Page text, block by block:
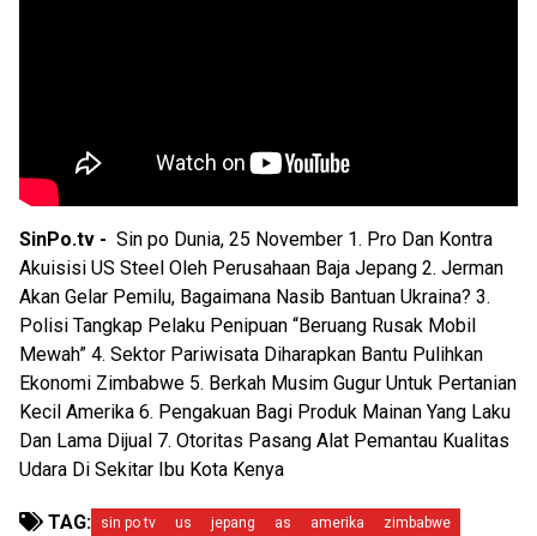
SinPo.tv - Sin po Dunia, 25 November 1. Pro Dan Kontra
Akuisisi US Steel Oleh Perusahaan Baja Jepang 2. Jerman
Akan Gelar Pemilu, Bagaimana Nasib Bantuan Ukraina? 3.
Polisi Tangkap Pelaku Penipuan “Beruang Rusak Mobil
Mewah” 4. Sektor Pariwisata Diharapkan Bantu Pulihkan
Ekonomi Zimbabwe 5. Berkah Musim Gugur Untuk Pertanian
Kecil Amerika 6. Pengakuan Bagi Produk Mainan Yang Laku
Dan Lama Dijual 7. Otoritas Pasang Alat Pemantau Kualitas
Udara Di Sekitar Ibu Kota Kenya
TAG: sin po tv us jepang as amerika
zimbabwe